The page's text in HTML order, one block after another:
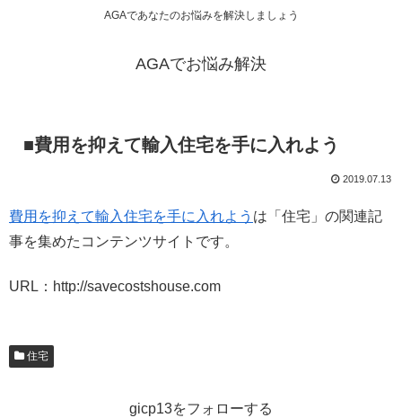
AGAであなたのお悩みを解決しましょう
AGAでお悩み解決
■費用を抑えて輸入住宅を手に入れよう
2019.07.13
費用を抑えて輸入住宅を手に入れよう は「住宅」の関連記
事を集めたコンテンツサイトです。
URL：http://savecostshouse.com
住宅
gicp13をフォローする